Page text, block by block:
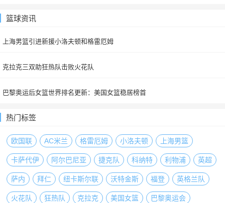
篮球资讯
上海男篮引进新援小洛夫顿和格雷厄姆
克拉克三双助狂热队击败火花队
巴黎奥运后女篮世界排名更新：美国女篮稳居榜首
热门标签
欧国联 AC米兰 格雷厄姆 小洛夫顿 上海男篮
卡萨代伊 阿尔巴尼亚 捷克队 科纳特 利物浦 英超
萨内 拜仁 纽卡斯尔联 沃特金斯 福登 英格兰队
火花队 狂热队 克拉克 美国女篮 巴黎奥运会